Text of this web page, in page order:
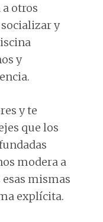
otros
socializar y
y
y te
que los
modera a
mismas
explícita.